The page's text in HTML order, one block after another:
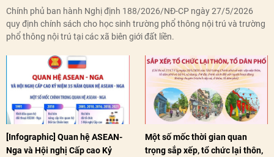
Chính phủ ban hành Nghị định 188/2026/NĐ-CP ngày 27/5/2026
quy định chính sách cho học sinh trường phổ thông nội trú và trường
phổ thông nội trú tại các xã biên giới đất liền.
[Infographic] Quan hệ ASEAN-
Nga và Hội nghị Cấp cao Kỷ
Một số mốc thời gian quan
trọng sắp xếp, tổ chức lại thôn,